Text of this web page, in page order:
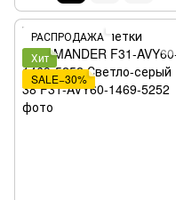
РАСПРОДАЖА
Хит
SALE−30%